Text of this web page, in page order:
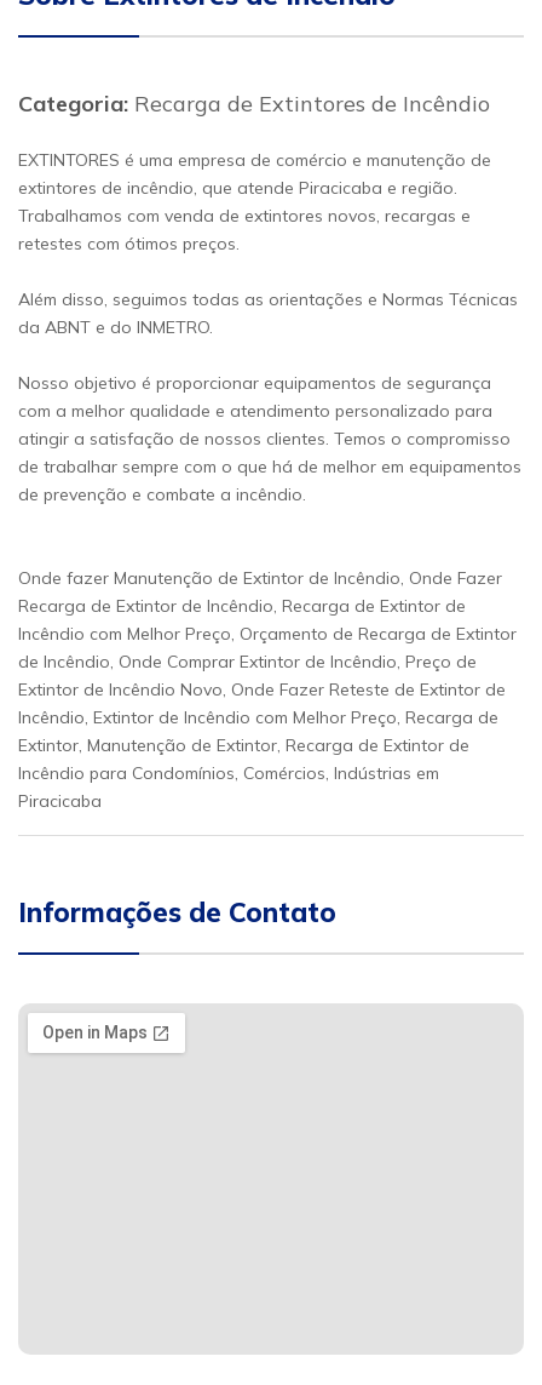
Categoria: Recarga de Extintores de Incêndio
EXTINTORES é uma empresa de comércio e manutenção de
extintores de incêndio, que atende Piracicaba e região.
Trabalhamos com venda de extintores novos, recargas e
retestes com ótimos preços.
Além disso, seguimos todas as orientações e Normas Técnicas
da ABNT e do INMETRO.
Nosso objetivo é proporcionar equipamentos de segurança
com a melhor qualidade e atendimento personalizado para
atingir a satisfação de nossos clientes. Temos o compromisso
de trabalhar sempre com o que há de melhor em equipamentos
de prevenção e combate a incêndio.
Onde fazer Manutenção de Extintor de Incêndio, Onde Fazer
Recarga de Extintor de Incêndio, Recarga de Extintor de
Incêndio com Melhor Preço, Orçamento de Recarga de Extintor
de Incêndio, Onde Comprar Extintor de Incêndio, Preço de
Extintor de Incêndio Novo, Onde Fazer Reteste de Extintor de
Incêndio, Extintor de Incêndio com Melhor Preço, Recarga de
Extintor, Manutenção de Extintor, Recarga de Extintor de
Incêndio para Condomínios, Comércios, Indústrias em
Piracicaba
Informações de Contato